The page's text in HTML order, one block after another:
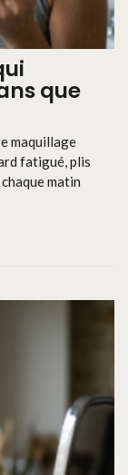
que
maquillage
fatigué, plis
matin